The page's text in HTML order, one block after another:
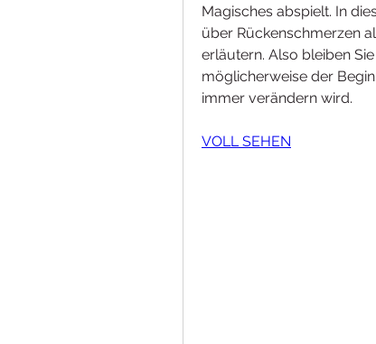
Magisches abspielt. In
über Rückenschmerzen
erläutern. Also bleiben
möglicherweise der
immer verändern wird.
VOLL SEHEN